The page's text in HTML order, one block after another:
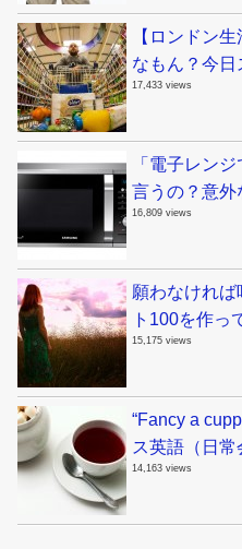
【ロンドン
なもん？今日
17,433 views
「電子レン
言うの？意外
16,809 views
願わなければ
ト100を作っ
15,175 views
“Fancy a
ス英語（日常
14,163 views